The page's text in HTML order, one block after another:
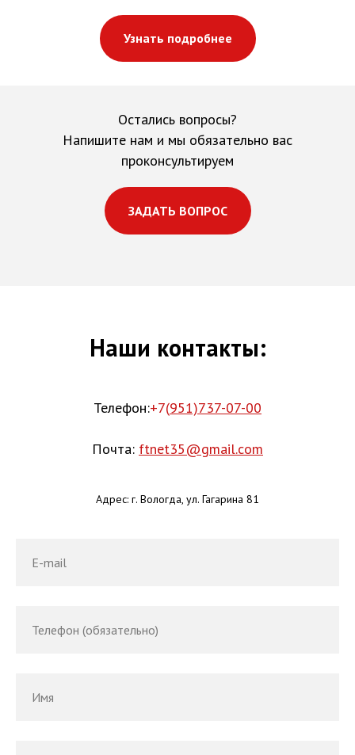
Узнать подробнее
Остались вопросы?
Напишите нам и мы обязательно вас
проконсультируем
ЗАДАТЬ ВОПРОС
Наши контакты:
Телефон:+7(951)737-07-00
Почта: ftnet35@gmail.com
Адрес: г. Вологда, ул. Гагарина 81
E-mail
Телефон (обязательно)
Имя